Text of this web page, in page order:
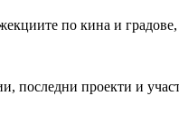
по кина и
последни проекти и